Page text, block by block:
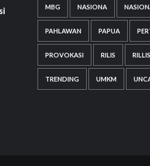
MBG NASIONA
PAHLAWAN PAPUA
PROVOKASI RILIS RILLIS
TRENDING UMKM